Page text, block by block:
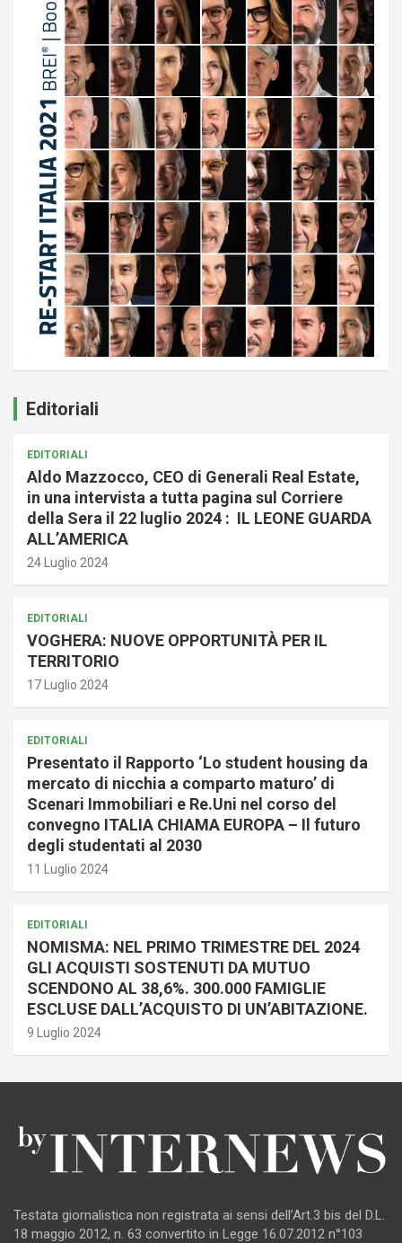
Editoriali
EDITORIALI
Aldo Mazzocco, CEO di Generali Real Estate,
in una intervista a tutta pagina sul Corriere
della Sera il 22 luglio 2024 : IL LEONE GUARDA
ALL’AMERICA
24 Luglio 2024
EDITORIALI
VOGHERA: NUOVE OPPORTUNITÀ PER IL
TERRITORIO
17 Luglio 2024
EDITORIALI
Presentato il Rapporto ‘Lo student housing da
mercato di nicchia a comparto maturo’ di
Scenari Immobiliari e Re.Uni nel corso del
convegno ITALIA CHIAMA EUROPA – Il futuro
degli studentati al 2030
11 Luglio 2024
EDITORIALI
NOMISMA: NEL PRIMO TRIMESTRE DEL 2024
GLI ACQUISTI SOSTENUTI DA MUTUO
SCENDONO AL 38,6%. 300.000 FAMIGLIE
ESCLUSE DALL’ACQUISTO DI UN’ABITAZIONE.
9 Luglio 2024
Testata giornalistica non registrata ai sensi dell’Art.3 bis del D.L.
18 maggio 2012, n. 63 convertito in Legge 16.07.2012 n°103